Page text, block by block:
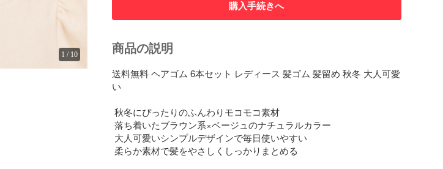
1 / 10
購入手続きへ
商品の説明
送料無料 ヘアゴム 6本セット レディース 髪ゴム 髪留め 秋冬 大人可愛
い
秋冬にぴったりのふんわりモコモコ素材
落ち着いたブラウン系×ベージュのナチュラルカラー
大人可愛いシンプルデザインで毎日使いやすい
柔らか素材で髪をやさしくしっかりまとめる